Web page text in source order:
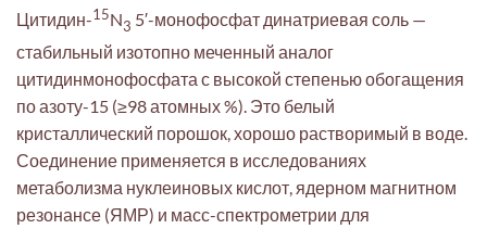
Цитидин-15N3 5′-монофосфат динатриевая соль —
стабильный изотопно меченный аналог
цитидинмонофосфата с высокой степенью обогащения
по азоту-15 (≥98 атомных %). Это белый
кристаллический порошок, хорошо растворимый в воде.
Соединение применяется в исследованиях
метаболизма нуклеиновых кислот, ядерном магнитном
резонансе (ЯМР) и масс-спектрометрии для